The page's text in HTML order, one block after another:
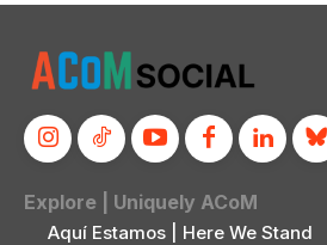
Explore | Uniquely ACoM
Aquí Estamos | Here We Stand